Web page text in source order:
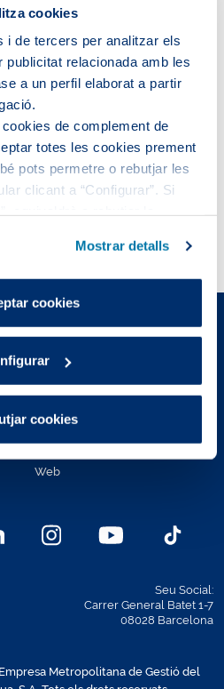
cookies
i de tercers per analitzar els
relacionada amb les
a un perfil elaborat a partir
de complement de
totes les cookies prement
pots permetre o rebutjar les
clicant a “Configurar”. Si
el lloc web funcioni i que,
a la nostra
Mostrar detalls
cookies
cookies
Polítiques de privacitat
Política de cookies Àrea de
Clients
Mapa Web
Web
Seu Social:
Carrer General Batet 1-7
08028 Barcelona
Metropolitana de Gestió del